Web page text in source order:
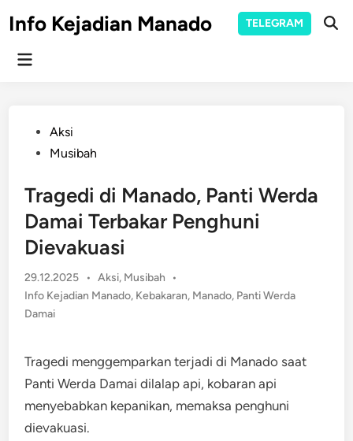
toInfo Kejadian Manado TELEGRAM
Main
PostedAksi
Musibah
Tragedi di Manado, Panti Werda
Damai Terbakar Penghuni
Dievakuasi
29.12.2025 • Posted
in
Aksi, Musibah
•
Info Kejadian Manado, Kebakaran, Manado, Panti Werda
Damai
Tragedi menggemparkan terjadi di Manado saat
Panti Werda Damai dilalap api, kobaran api
menyebabkan kepanikan, memaksa penghuni
dievakuasi.